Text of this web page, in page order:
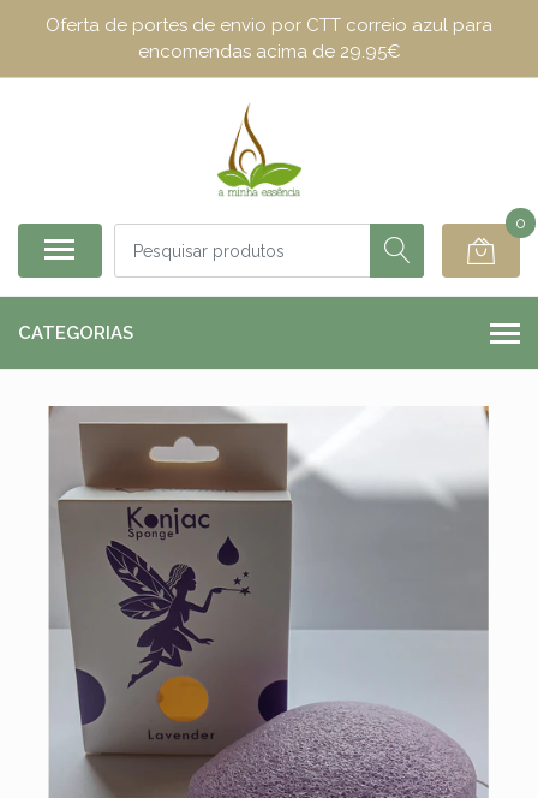
Oferta de portes de envio por CTT correio azul para
encomendas acima de 29.95€
0
CATEGORIAS